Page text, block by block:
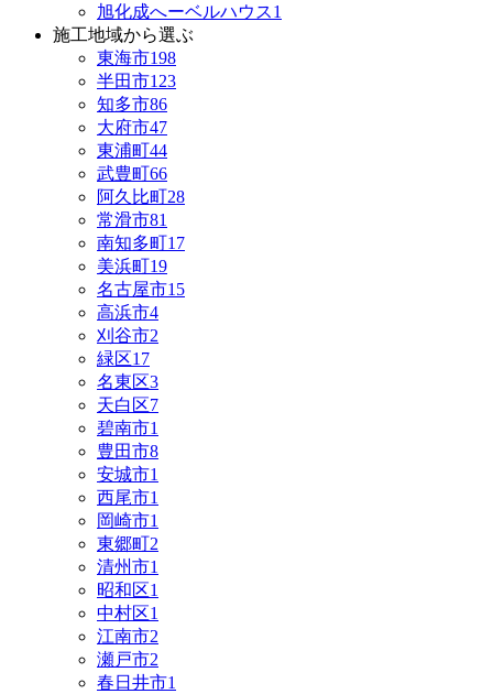
旭化成へーベルハウス1
施工地域から選ぶ
東海市198
半田市123
知多市86
大府市47
東浦町44
武豊町66
阿久比町28
常滑市81
南知多町17
美浜町19
名古屋市15
高浜市4
刈谷市2
緑区17
名東区3
天白区7
碧南市1
豊田市8
安城市1
西尾市1
岡崎市1
東郷町2
清州市1
昭和区1
中村区1
江南市2
瀬戸市2
春日井市1